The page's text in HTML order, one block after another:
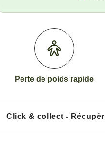
Perte de poids rapide
Click & collect -